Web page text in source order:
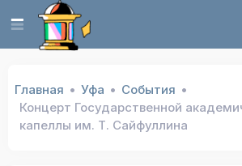
Главная Уфа
События
Концерт Государственной
капеллы им. Т. Сайфуллина